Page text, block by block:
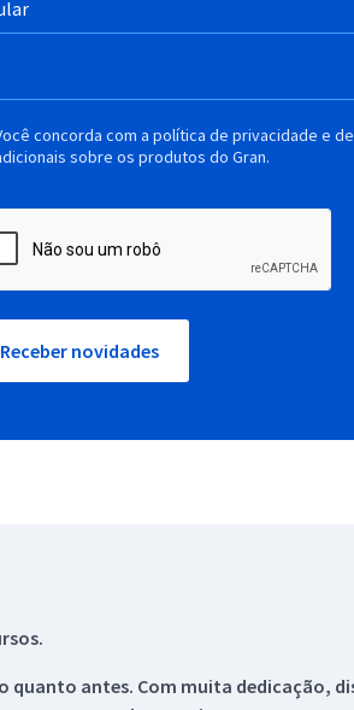
concorda com a política de privacidade e
sobre os produtos do Gran.
Receber novidades
quanto antes. Com muita dedicação,